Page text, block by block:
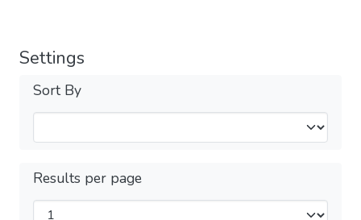
Settings
Sort By
Results per page